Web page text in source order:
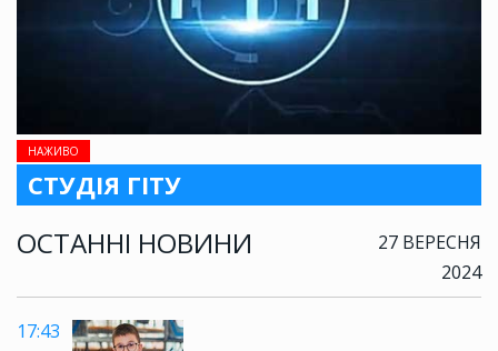
НАЖИВО
СТУДІЯ ГІТУ
ОСТАННІ НОВИНИ
27 ВЕРЕСНЯ
2024
17:43